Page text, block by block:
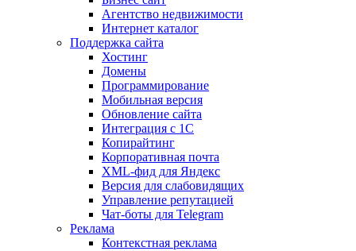
Агентство недвижимости
Интернет каталог
Поддержка сайта
Хостинг
Домены
Программирование
Мобильная версия
Обновление сайта
Интеграция с 1С
Копирайтинг
Корпоративная почта
XML-фид для Яндекс
Версия для слабовидящих
Управление репутацией
Чат-боты для Telegram
Реклама
Контекстная реклама